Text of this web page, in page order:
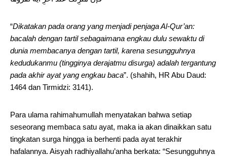
“Dikatakan pada orang yang menjadi penjaga Al-Qur’an:
bacalah dengan tartil sebagaimana engkau dulu sewaktu di
dunia membacanya dengan tartil, karena sesungguhnya
kedudukanmu (tingginya derajatmu disurga) adalah tergantung
pada akhir ayat yang engkau baca”. (shahih, HR Abu Daud:
1464 dan Tirmidzi: 3141).
Para ulama rahimahumullah menyatakan bahwa setiap
seseorang membaca satu ayat, maka ia akan dinaikkan satu
tingkatan surga hingga ia berhenti pada ayat terakhir
hafalannya. Aisyah radhiyallahu’anha berkata: “Sesungguhnya